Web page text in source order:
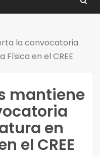
la convocatoria
en el CREE
mantiene
en
el CREE